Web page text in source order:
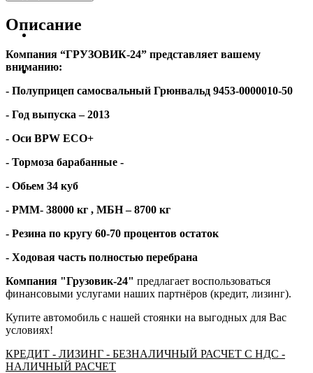
Спецтехника
Описание
Компания “ГРУЗОВИК-24” представляет вашему
вниманию:
- Полуприцеп самосвальный Грюнвальд 9453-0000010-50
- Год выпуска – 2013
- Оси BPW ECO+
- Тормоза барабанные -
- Обьем 34 куб
- РММ- 38000 кг , МБН – 8700 кг
- Резина по кругу 60-70 процентов остаток
- Ходовая часть полностью перебрана
Компания "Грузовик-24" предлагает воспользоваться
финансовыми услугами наших партнёров (кредит, лизинг).
Купите автомобиль с нашей стоянки на выгодных для Вас
условиях!
КРЕДИТ - ЛИЗИНГ - БЕЗНАЛИЧНЫЙ РАСЧЕТ С НДС -
НАЛИЧНЫЙ РАСЧЕТ